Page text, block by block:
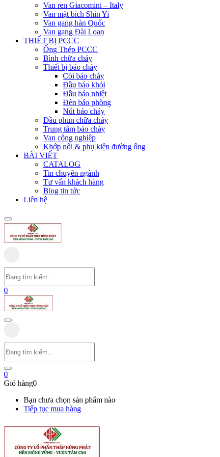
Van ren Giacomini – Italy
Van mặt bích Shin Yi
Van gang hàn Quốc
Van gang Đài Loan
THIẾT BỊ PCCC
Ống Thép PCCC
Bình chữa cháy
Thiết bị báo cháy
Còi báo cháy
Đầu báo khói
Đầu báo nhiệt
Đèn báo phòng
Nút báo cháy
Đầu phun chữa cháy
Trung tâm báo cháy
Van công nghiệp
Khớp nối & phụ kiện đường ống
BÀI VIẾT
CATALOG
Tin chuyên ngành
Tư vấn khách hàng
Blog tin tức
Liên hệ
0
0
Giỏ hàng0
Bạn chưa chọn sản phẩm nào
Tiếp tục mua hàng